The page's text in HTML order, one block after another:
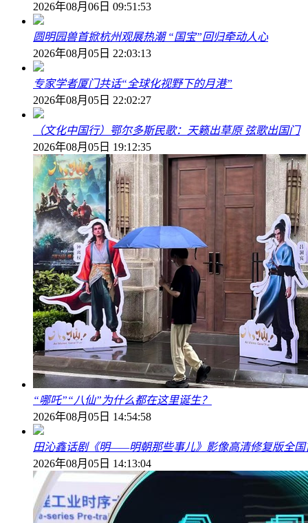
2026年08月06日 09:51:53
圆明园兽首掀杭州观展热潮 “国宝”回归牵动人心
2026年08月05日 22:03:13
专家学者厦门共话“全球化视野下的月港”
2026年08月05日 22:02:27
（文化中国行）鄂尔多斯民歌：天籁出草原 弦歌出国门
2026年08月05日 19:12:35
“哪吒”“八仙”为什么都在这里诞生？
2026年08月05日 14:54:58
田沁鑫话剧《明——明朝那些事儿》影像高清修复版全国
2026年08月05日 14:13:04